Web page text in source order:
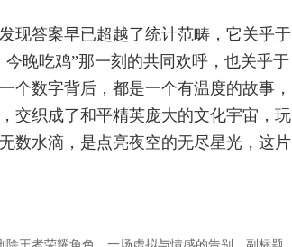
现答案早已超越了统计范畴，它关乎于
晚吃鸡”那一刻的共同欢呼，也关乎于
个数字背后，都是一个有温度的故事，
交织成了和平精英庞大的文化宇宙，玩
数水滴，是点亮夜空的无尽星光，这片